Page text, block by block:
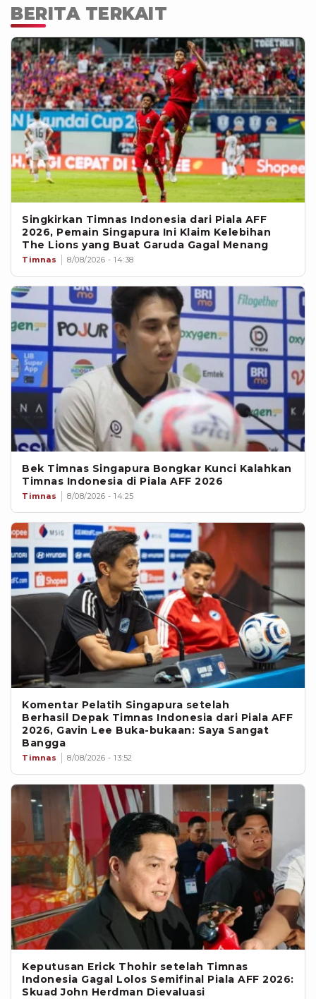
BERITA TERKAIT
Singkirkan Timnas Indonesia dari Piala AFF
2026, Pemain Singapura Ini Klaim Kelebihan
The Lions yang Buat Garuda Gagal Menang
Timnas 8/08/2026 - 14:38
Bek Timnas Singapura Bongkar Kunci Kalahkan
Timnas Indonesia di Piala AFF 2026
Timnas 8/08/2026 - 14:25
Komentar Pelatih Singapura setelah
Berhasil Depak Timnas Indonesia dari Piala AFF
2026, Gavin Lee Buka-bukaan: Saya Sangat
Bangga
Timnas 8/08/2026 - 13:52
Keputusan Erick Thohir setelah Timnas
Indonesia Gagal Lolos Semifinal Piala AFF 2026:
Skuad John Herdman Dievaluasi